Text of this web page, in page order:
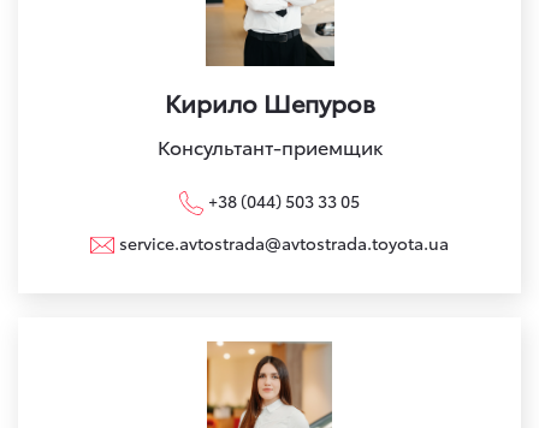
Кирило Шепуров
Консультант-приемщик
+38 (044) 503 33 05
service.avtostrada@avtostrada.toyota.ua